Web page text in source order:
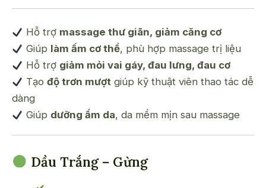
Hỗ trợ massage thư giãn, giảm căng cơ
Giúp làm ấm cơ thể, phù hợp massage trị liệu
Hỗ trợ giảm mỏi vai gáy, đau lưng, đau cơ
Tạođộ trơn mượt giúp kỹ thuật viên thao tác dễ
dàng
Giúp dưỡng ẩm da, da mềm mịn sau massage
Dầu Trắng – Gừng